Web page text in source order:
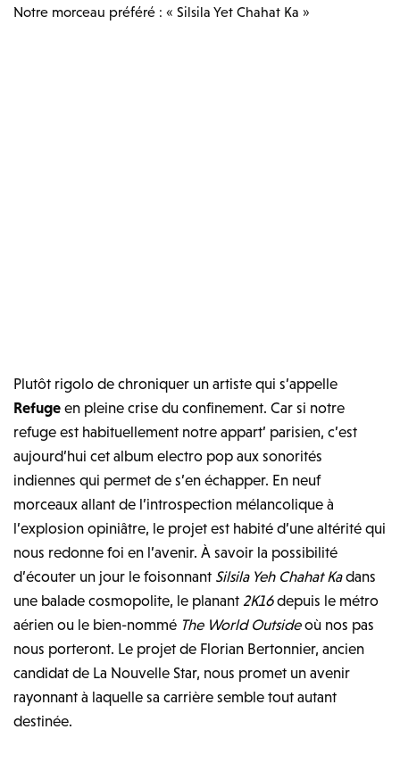
Notre morceau préféré : « Silsila Yet Chahat Ka »
Plutôt rigolo de chroniquer un artiste qui s’appelle
Refuge en pleine crise du confinement. Car si notre
refuge est habituellement notre appart’ parisien, c’est
aujourd’hui cet album electro pop aux sonorités
indiennes qui permet de s’en échapper. En neuf
morceaux allant de l’introspection mélancolique à
l’explosion opiniâtre, le projet est habité d’une altérité qui
nous redonne foi en l’avenir. À savoir la possibilité
d’écouter un jour le foisonnant Silsila Yeh Chahat Kadans
une balade cosmopolite, le planant2K16depuis le métro
aérien ou le bien-nommé The World Outsideoù nos pas
nous porteront. Le projet de Florian Bertonnier, ancien
candidat de La Nouvelle Star, nous promet un avenir
rayonnant à laquelle sa carrière semble tout autant
destinée.